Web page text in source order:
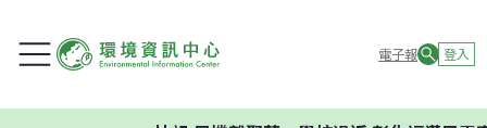
電子報 登入